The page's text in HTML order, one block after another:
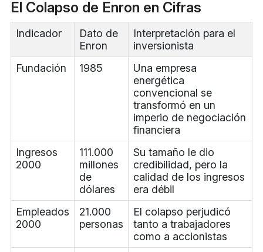
El Colapso de Enron en Cifras
Indicador
Dato de
Enron
Interpretación para el
inversionista
Fundación
1985
Una empresa
energética
convencional se
transformó en un
imperio de negociación
financiera
Ingresos
2000
111.000
millones
de
dólares
Su tamaño le dio
credibilidad, pero la
calidad de los ingresos
era débil
Empleados
2000
21.000
personas
El colapso perjudicó
tanto a trabajadores
como a accionistas